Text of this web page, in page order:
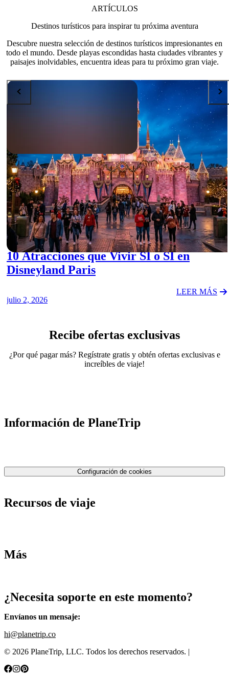
ARTÍCULOS
Destinos turísticos para inspirar tu próxima aventura
Descubre nuestra selección de destinos turísticos impresionantes en
todo el mundo. Desde playas escondidas hasta ciudades vibrantes y
paisajes inolvidables, encuentra ideas para tu próximo gran viaje.
ACTIVITIES
10 Atracciones que Vivir SÍ o SÍ en
Disneyland Paris
julio 2, 2026
LEER MÁS
Recibe ofertas exclusivas
¿Por qué pagar más? Regístrate gratis y obtén ofertas exclusivas e
increíbles de viaje!
Información de PlaneTrip
Configuración de cookies
Recursos de viaje
Más
¿Necesita soporte en este momento?
Envíanos un mensaje:
hi@planetrip.co
© 2026 PlaneTrip, LLC. Todos los derechos reservados. |